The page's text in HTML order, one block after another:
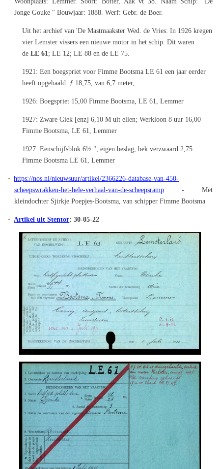
Jonge Gouke " Bouwjaar: 1888. Werf: Gebr. de Boer.
Uit het archief van 'De Mastmaakster Wed. de Vries: In 1926 kregen
vier Lemster vissers een nieuwe motor in het schip. Dit waren
de LE 61; LE 12; LE 88 en de LE 75.
1921: Een boegspriet voor Fimme Bootsma LE 61 een jaar eerder
heeft opgehaald: ƒ 18,75, van 6,7 meter,
1926: Boegspriet 15,00 Fimme Bootsma, LE 61, Lemmer
1927: Zware Giek [enz] 6,10 M uit ellen; Werkloon 8 uur 16,00
Fimme Bootsma, LE 61, Lemmer
1927: Eenschijfsblok 6½ ", eigen beslag, bek verzwaard 2,75
Fimme Bootsma LE 61, Lemmer
https://nos.nl/nieuwsuur/artikel/2366226-database-van-450-
scheepswrakken-het-hele-verhaal-van-de-scheepsramp - Met
kleindochter Sjirkje Poepjes-Bootsma, van schipper Fimme Bootsma
Artikel uit Stentor: 30-05-22